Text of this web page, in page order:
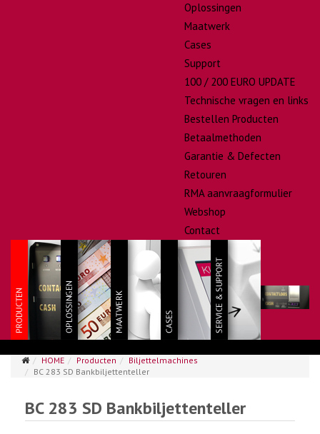
Oplossingen
Maatwerk
Cases
Support
100 / 200 EURO UPDATE
Technische vragen en links
Bestellen Producten
Betaalmethoden
Garantie & Defecten
Retouren
RMA aanvraagformulier
Webshop
Contact
HOME Producten
Biljettelmachines
BC 283 SD Bankbiljettenteller
BC 283 SD Bankbiljettenteller